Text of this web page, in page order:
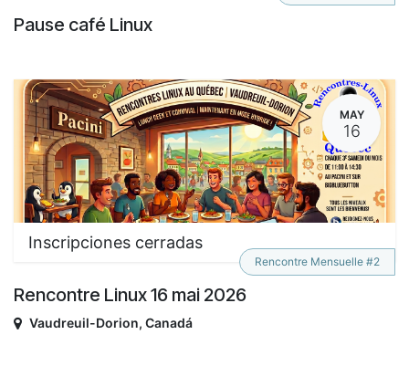
Pause café Linux
MAY
16
Inscripciones cerradas
Rencontre Linux 16 mai 2026
Rencontre Mensuelle #2
Vaudreuil-Dorion, Canadá